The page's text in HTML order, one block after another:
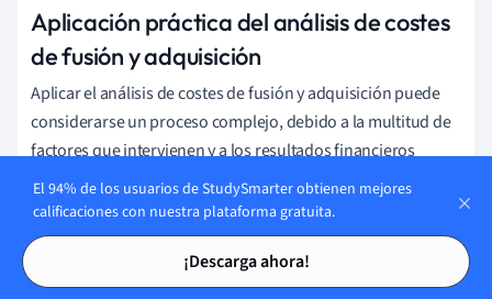
Tarjetas de estudio
Tarjetas de estudio
Aplicación práctica del análisis de costes
de fusión y adquisición
Aplicar el análisis de costes de fusión y adquisición puede
considerarse un proceso complejo, debido a la multitud de
factores que intervienen y a los resultados financieros
críticos que conllevan estas decisiones. La clave está en la
minuciosidad y la precisión. Pongamos el ejemplo de una
empresa emergente de base tecnológica que planea
comprar un competidor más pequeño para expandirse
geográficamente y adquirir determinadas tecnologías
El 94% de los usuarios de StudySmarter obtienen mejores
calificaciones con nuestra plataforma gratuita.
¡Descarga ahora!